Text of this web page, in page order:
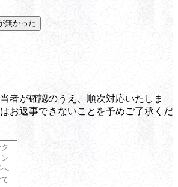
無かった
者が確認のうえ、順次対応いたしま
お返事できないことを予めご了承くだ